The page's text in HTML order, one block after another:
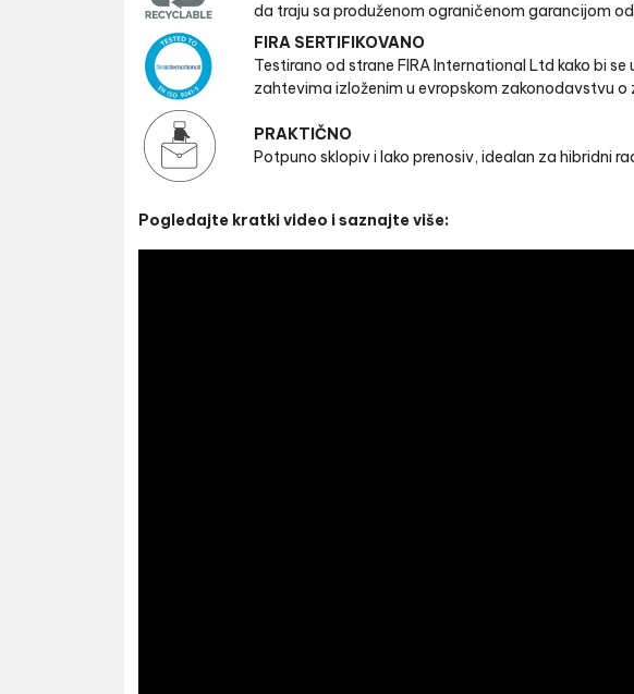
da traju sa produženom ograničenom garancijom
FIRA SERTIFIKOVANO
Testirano od strane FIRA International Ltd kako bi
zahtevima izloženim u evropskom zakonodavstvu o
PRAKTIČNO
Potpuno sklopiv i lako prenosiv, idealan za hibridni
Pogledajte kratki video i saznajte više: